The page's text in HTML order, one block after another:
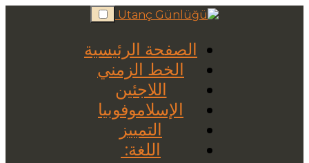
Skip
to
الصفحة الرئيسية
الخط الزمني
اللاجئين
الإسلاموفوبيا
التمييز
اللغة: